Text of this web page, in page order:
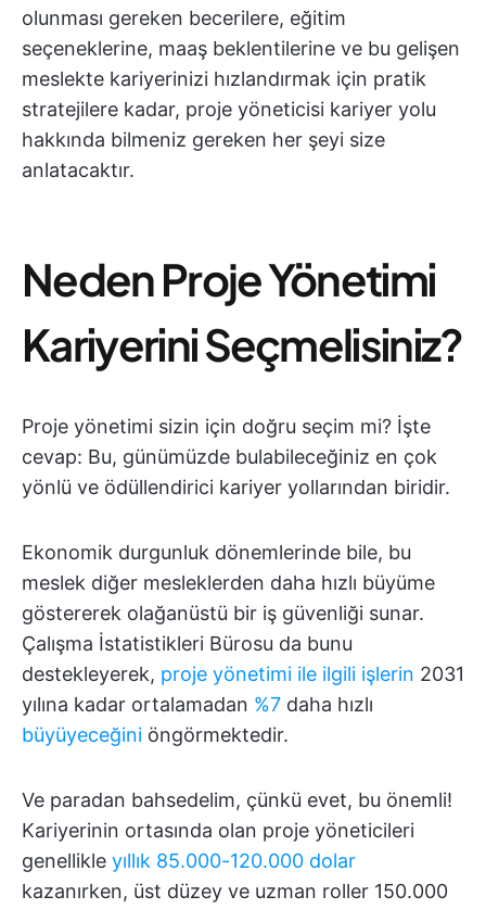
olunması gereken becerilere, eğitim
seçeneklerine, maaş beklentilerine ve bu gelişen
meslekte kariyerinizi hızlandırmak için pratik
stratejilere kadar, proje yöneticisi kariyer yolu
hakkında bilmeniz gereken her şeyi size
anlatacaktır.
Neden Proje Yönetimi
Kariyerini Seçmelisiniz?
Proje yönetimi sizin için doğru seçim mi? İşte
cevap: Bu, günümüzde bulabileceğiniz en çok
yönlü ve ödüllendirici kariyer yollarından biridir.
Ekonomik durgunluk dönemlerinde bile, bu
meslek diğer mesleklerden daha hızlı büyüme
göstererek olağanüstü bir iş güvenliği sunar.
Çalışma İstatistikleri Bürosu da bunu
destekleyerek, proje yönetimi ile ilgili işlerin 2031
yılına kadar ortalamadan %7 daha hızlı
büyüyeceğini öngörmektedir.
Ve paradan bahsedelim, çünkü evet, bu önemli!
Kariyerinin ortasında olan proje yöneticileri
genellikle yıllık 85.000-120.000 dolar
kazanırken, üst düzey ve uzman roller 150.000